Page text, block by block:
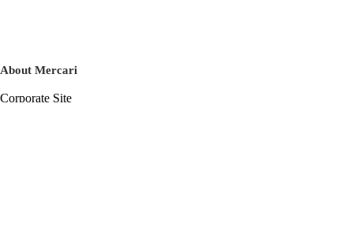
About Mercari
Corporate Site